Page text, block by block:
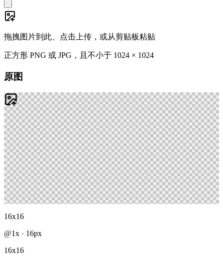
拖拽图片到此、点击上传，或从剪贴板粘贴
正方形 PNG 或 JPG，且不小于 1024 × 1024
原图
16x16
@1x · 16px
16x16